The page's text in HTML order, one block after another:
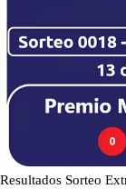
Resultados Sorteo